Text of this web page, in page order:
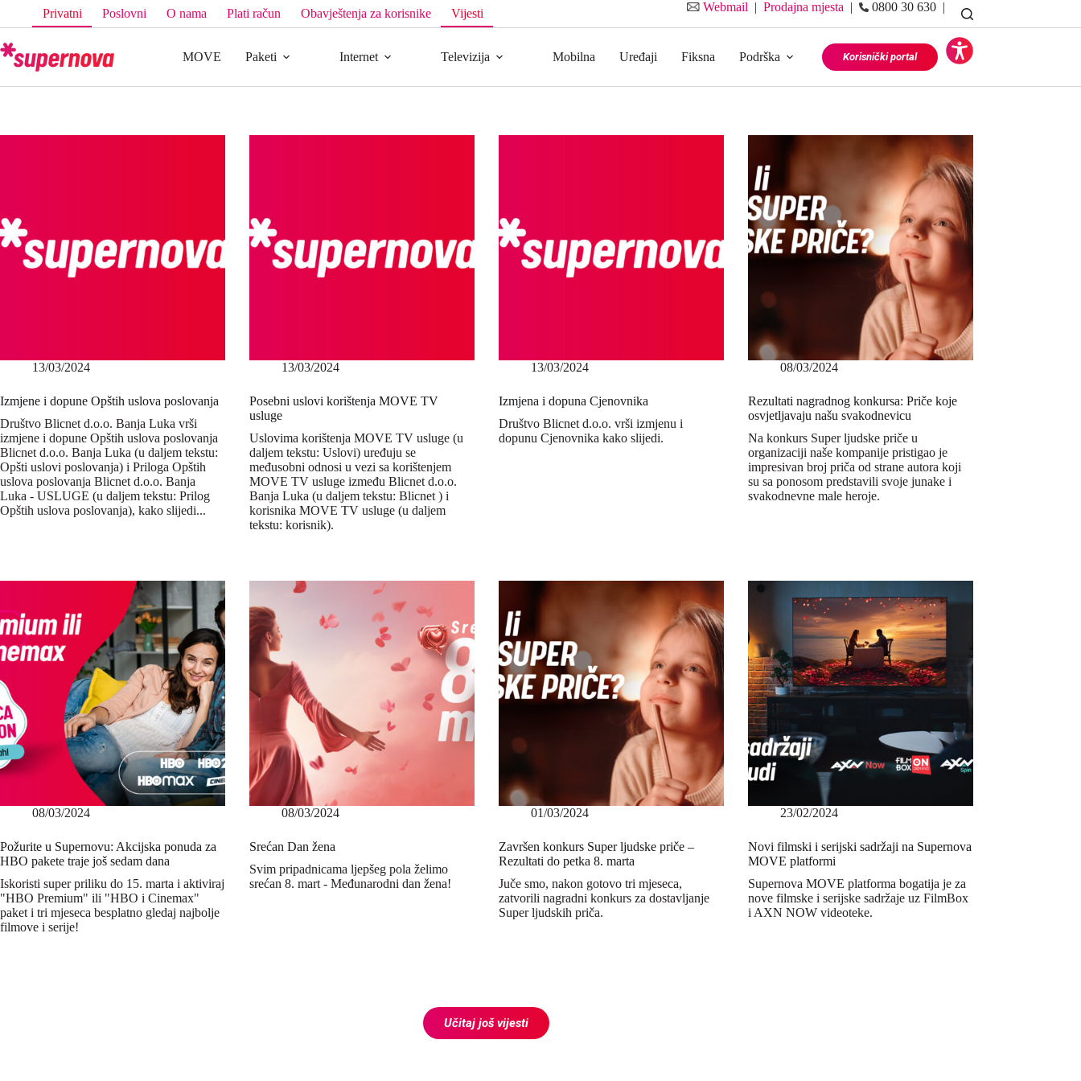
Privatni Poslovni O nama Plati račun Obavještenja za korisnike Vijesti Webmail | Prodajna mjesta | 0800 30 630 |
MOVE Paketi Internet Televizija Mobilna Uređaji Fiksna Podrška Korisnički portal
13/03/2024
Izmjene i dopune Opštih uslova poslovanja
Društvo Blicnet d.o.o. Banja Luka vrši
izmjene i dopune Opštih uslova poslovanja
Blicnet d.o.o. Banja Luka (u daljem tekstu:
Opšti uslovi poslovanja) i Priloga Opštih
uslova poslovanja Blicnet d.o.o. Banja
Luka - USLUGE (u daljem tekstu: Prilog
Opštih uslova poslovanja), kako slijedi...
13/03/2024
Posebni uslovi korištenja MOVE TV
usluge
Uslovima korištenja MOVE TV usluge (u
daljem tekstu: Uslovi) uređuju se
međusobni odnosi u vezi sa korištenjem
MOVE TV usluge između Blicnet d.o.o.
Banja Luka (u daljem tekstu: Blicnet ) i
korisnika MOVE TV usluge (u daljem
tekstu: korisnik).
13/03/2024
Izmjena i dopuna Cjenovnika
Društvo Blicnet d.o.o. vrši izmjenu i
dopunu Cjenovnika kako slijedi.
08/03/2024
Rezultati nagradnog konkursa: Priče koje
osvjetljavaju našu svakodnevicu
Na konkurs Super ljudske priče u
organizaciji naše kompanije pristigao je
impresivan broj priča od strane autora koji
su sa ponosom predstavili svoje junake i
svakodnevne male heroje.
08/03/2024
Požurite u Supernovu: Akcijska ponuda za
HBO pakete traje još sedam dana
Iskoristi super priliku do 15. marta i aktiviraj
"HBO Premium" ili "HBO i Cinemax"
paket i tri mjeseca besplatno gledaj najbolje
filmove i serije!
08/03/2024
Srećan Dan žena
Svim pripadnicama ljepšeg pola želimo
srećan 8. mart - Međunarodni dan žena!
01/03/2024
Završen konkurs Super ljudske priče –
Rezultati do petka 8. marta
Juče smo, nakon gotovo tri mjeseca,
zatvorili nagradni konkurs za dostavljanje
Super ljudskih priča.
23/02/2024
Novi filmski i serijski sadržaji na Supernova
MOVE platformi
Supernova MOVE platforma bogatija je za
nove filmske i serijske sadržaje uz FilmBox
i AXN NOW videoteke.
Učitaj još vijesti